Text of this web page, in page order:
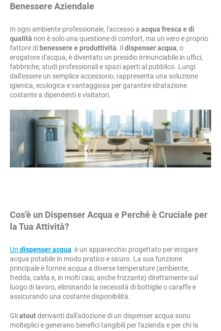
Benessere Aziendale
In ogni ambiente professionale, l'accesso a acqua fresca e di
qualità non è solo una questione di comfort, ma un vero e proprio
fattore di benessere e produttività. Il dispenser acqua, o
erogatore d'acqua, è diventato un presidio irrinunciabile in uffici,
fabbriche, studi professionali e spazi aperti al pubblico. Lungi
dall'essere un semplice accessorio, rappresenta una soluzione
igienica, ecologica e vantaggiosa per garantire idratazione
costante a dipendenti e visitatori.
Cos'è un Dispenser Acqua e Perché è Cruciale per
la Tua Attività?
Un dispenser acqua è un apparecchio progettato per erogare
acqua potabile in modo pratico e sicuro. La sua funzione
principale è fornire acqua a diverse temperature (ambiente,
fredda, calda e, in molti casi, anche frizzante) direttamente sul
luogo di lavoro, eliminando la necessità di bottiglie o caraffe e
assicurando una costante disponibilità.
Gliatoutderivanti dall'adozione di un dispenser acqua sono
molteplici e generano benefici tangibili per l'azienda e per chi la